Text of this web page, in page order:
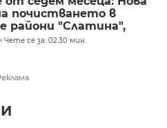
почистването в
райони "Слатина",
Чете се за: 02:30 мин.